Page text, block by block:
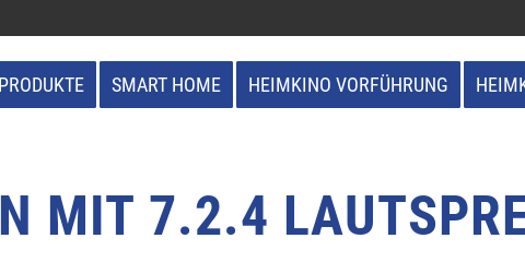
SMART HOME HEIMKINO VORFÜHRUNG
MIT 7.2.4